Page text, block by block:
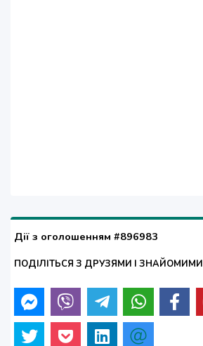
Дії з оголошенням #896983
ПОДІЛІТЬСЯ З ДРУЗЯМИ І ЗНАЙОМИМИ